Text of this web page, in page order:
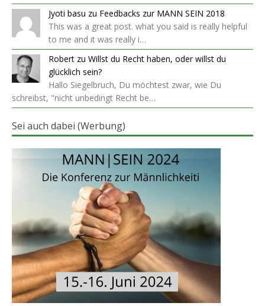
Jyoti basu zu Feedbacks zur MANN SEIN 2018
This was a great post. what you said is really helpful
to me and it was really i…
Robert zu Willst du Recht haben, oder willst du
glücklich sein?
Hallo Siegelbruch, Du möchtest zwar, wie Du
schreibst, "nicht unbedingt Recht be…
Sei auch dabei (Werbung)